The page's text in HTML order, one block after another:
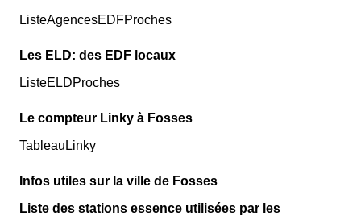
ListeAgencesEDFProches
Les ELD: des EDF locaux
ListeELDProches
Le compteur Linky à Fosses
TableauLinky
Infos utiles sur la ville de Fosses
Liste des stations essence utilisées par les